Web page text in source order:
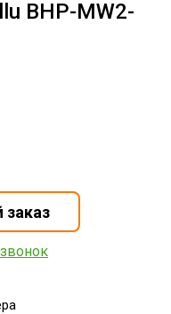
BHP-MW2-